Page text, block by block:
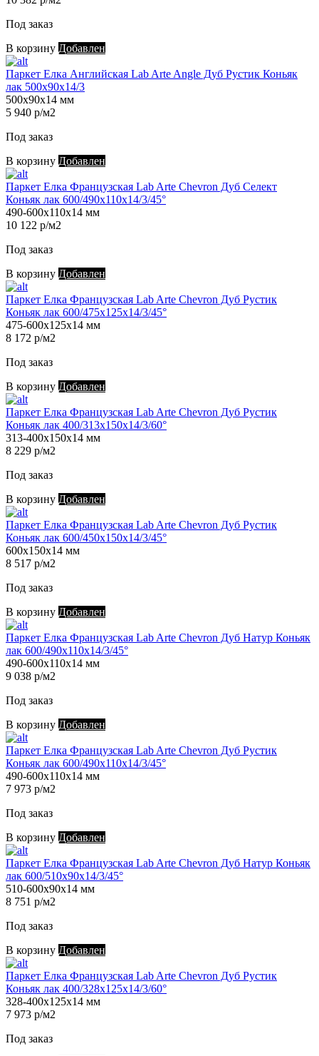
Под заказ
В корзину Добавлен
Паркет Елка Английская Lab Arte Angle Дуб Рустик Коньяк
лак 500х90х14/3
500х90х14 мм
5 940 р/м2
Под заказ
В корзину Добавлен
Паркет Елка Французская Lab Arte Chevron Дуб Селект
Коньяк лак 600/490х110х14/3/45°
490-600х110х14 мм
10 122 р/м2
Под заказ
В корзину Добавлен
Паркет Елка Французская Lab Arte Chevron Дуб Рустик
Коньяк лак 600/475х125х14/3/45°
475-600х125х14 мм
8 172 р/м2
Под заказ
В корзину Добавлен
Паркет Елка Французская Lab Arte Chevron Дуб Рустик
Коньяк лак 400/313х150х14/3/60°
313-400х150х14 мм
8 229 р/м2
Под заказ
В корзину Добавлен
Паркет Елка Французская Lab Arte Chevron Дуб Рустик
Коньяк лак 600/450х150х14/3/45°
600х150х14 мм
8 517 р/м2
Под заказ
В корзину Добавлен
Паркет Елка Французская Lab Arte Chevron Дуб Натур Коньяк
лак 600/490х110х14/3/45°
490-600х110х14 мм
9 038 р/м2
Под заказ
В корзину Добавлен
Паркет Елка Французская Lab Arte Chevron Дуб Рустик
Коньяк лак 600/490х110х14/3/45°
490-600х110х14 мм
7 973 р/м2
Под заказ
В корзину Добавлен
Паркет Елка Французская Lab Arte Chevron Дуб Натур Коньяк
лак 600/510х90х14/3/45°
510-600х90х14 мм
8 751 р/м2
Под заказ
В корзину Добавлен
Паркет Елка Французская Lab Arte Chevron Дуб Рустик
Коньяк лак 400/328х125х14/3/60°
328-400х125х14 мм
7 973 р/м2
Под заказ